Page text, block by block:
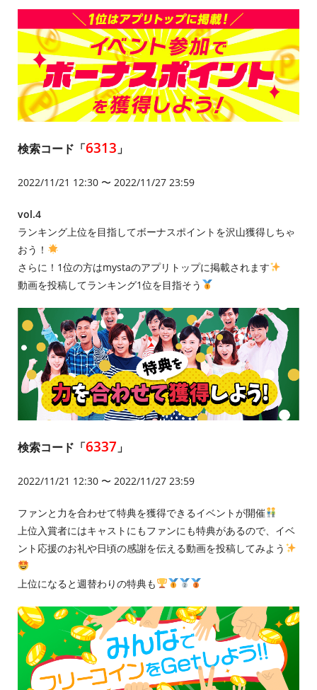
検索コード「6313 」
2022/11/21 12:30 〜 2022/11/27 23:59
vol.4
ランキング上位を目指してボーナスポイントを沢山獲得しちゃ
おう！
さらに！1位の方はmystaのアプリトップに掲載されます
動画を投稿してランキング1位を目指そう
検索コード「6337 」
2022/11/21 12:30 〜 2022/11/27 23:59
ファンと力を合わせて特典を獲得できるイベントが開催
上位入賞者にはキャストにもファンにも特典があるので、イベ
ント応援のお礼や日頃の感謝を伝える動画を投稿してみよう
上位になると週替わりの特典も